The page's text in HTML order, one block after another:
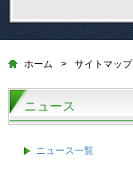
ホーム > サイトマップ
ニュース
ニュース一覧